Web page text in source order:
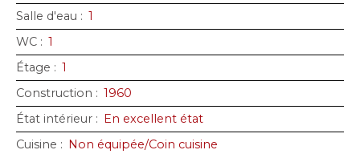
Salle d'eau : 1
WC : 1
Étage : 1
Construction : 1960
État intérieur : En excellent état
Cuisine : Non équipée/Coin cuisine